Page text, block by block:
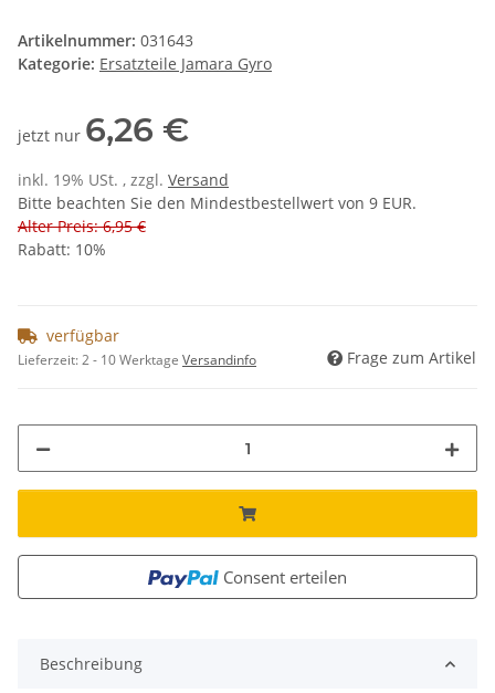
Artikelnummer: 031643
Kategorie: Ersatzteile Jamara Gyro
jetzt nur 6,26 €
inkl. 19% USt. , zzgl. Versand
Bitte beachten Sie den Mindestbestellwert von 9 EUR.
Alter Preis: 6,95 €
Rabatt: 10%
verfügbar
Lieferzeit:2 - 10 Werktage Versandinfo Frage zum Artikel
Consent erteilen
Beschreibung